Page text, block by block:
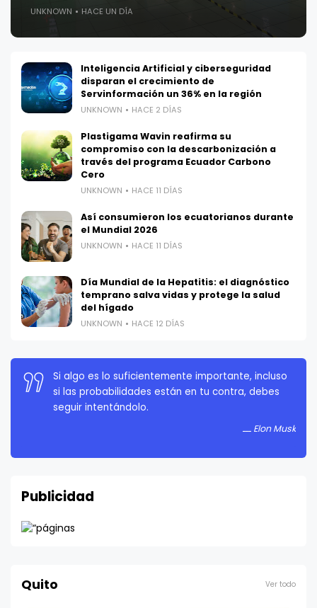
UNKNOWN HACE UN DÍA
Inteligencia Artificial y ciberseguridad
disparan el crecimiento de
Servinformación un 36% en la región
UNKNOWN HACE 2 DÍAS
Plastigama Wavin reafirma su
compromiso con la descarbonización a
través del programa Ecuador Carbono
Cero
UNKNOWN HACE 11 DÍAS
Así consumieron los ecuatorianos durante
el Mundial 2026
UNKNOWN HACE 11 DÍAS
Día Mundial de la Hepatitis: el diagnóstico
temprano salva vidas y protege la salud
del hígado
UNKNOWN HACE 12 DÍAS
La persistencia es muy importante. No debes
rendirte a menos que estés obligado a rendirte.
Publicidad
Quito Ver todo